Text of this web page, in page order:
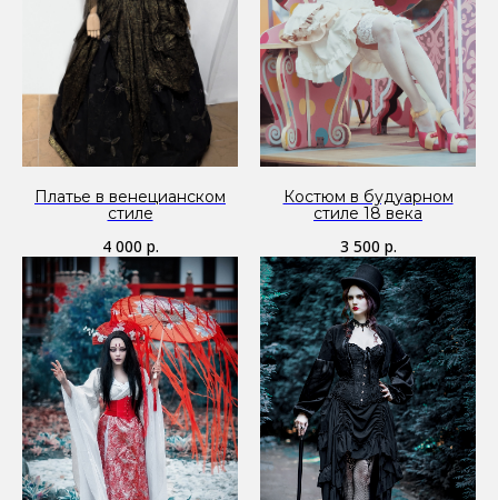
Платье в венецианском
стиле
4 000 р.
Костюм в будуарном
стиле 18 века
3 500 р.